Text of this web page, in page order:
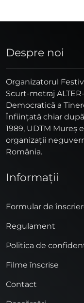
Despre noi
Organizatorul
Scurt-metraj
Democratică a
Înfiinţată chiar
1989, UDTM Mureş
organizaţii
România.
Informaţii
Formular de
Regulament
Politica de
Filme înscrise
Contact